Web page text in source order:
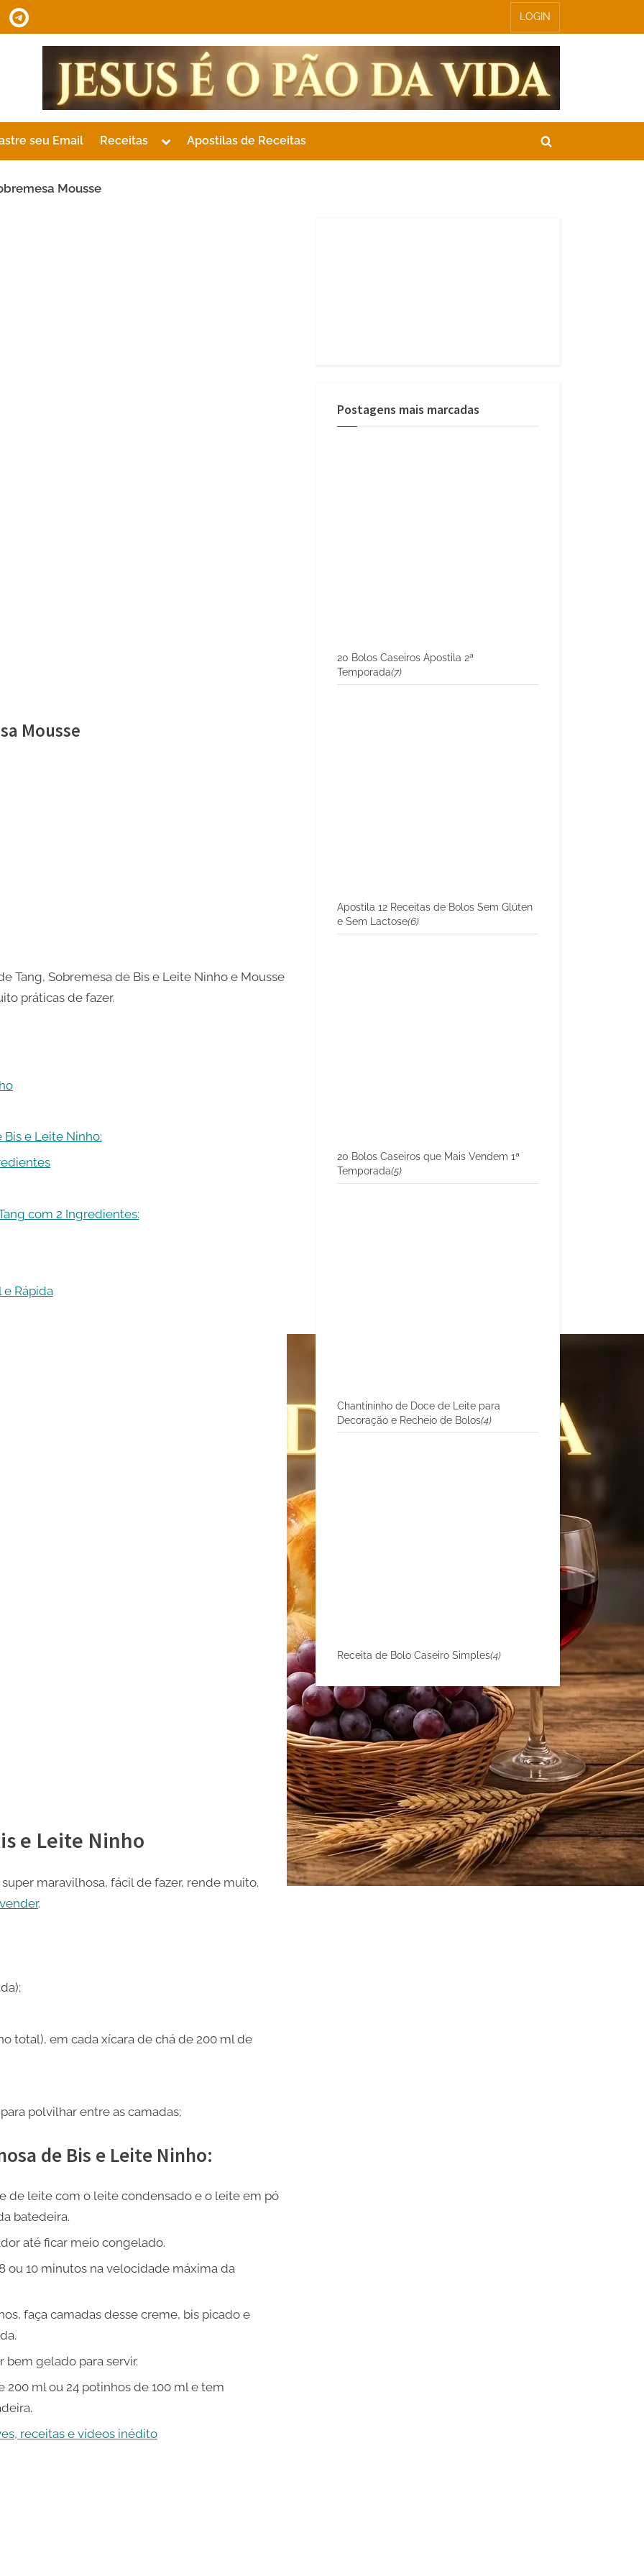
Telegram LOGIN
seu Email Receitas
Toggle
menu
Apostilas de Receitas
Toggle
Mousse
Mousse
Tang, Sobremesa de Bis e Leite Ninho e Mousse
práticas de fazer.
e Leite Ninho:
com 2 Ingredientes:
e Rápida
e Leite Ninho
maravilhosa, fácil de fazer, rende muito.
.
total), em cada xícara de chá de 200 ml de
polvilhar entre as camadas;
de Bis e Leite Ninho:
de leite com o leite condensado e o leite em pó
batedeira.
até ficar meio congelado.
ou 10 minutos na velocidade máxima da
faça camadas desse creme, bis picado e
gelado para servir.
200 ml ou 24 potinhos de 100 ml e tem
receitas e vídeos inédito
Postagens mais marcadas
20 Bolos Caseiros Apostila 2ª
Temporada(7)
Apostila 12 Receitas de Bolos Sem Glúten
e Sem Lactose(6)
20 Bolos Caseiros que Mais Vendem 1ª
Temporada(5)
Chantininho de Doce de Leite para
Decoração e Recheio de Bolos(4)
Receita de Bolo Caseiro Simples(4)